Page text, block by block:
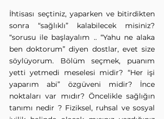
İhtisası seçtiniz, yaparken ve bitirdikten
sonra “sağlıklı” kalabilecek misiniz?
“sorusu ile başlayalım .. “Yahu ne alaka
ben doktorum” diyen dostlar, evet size
söylüyorum. Bölüm seçmek, puanım
yetti yetmedi meselesi midir? “Her işi
yaparım abi” özgüveni midir? İnce
noktaları var mıdır? Öncelikle sağlığın
tanımı nedir ? Fiziksel, ruhsal ve sosyal